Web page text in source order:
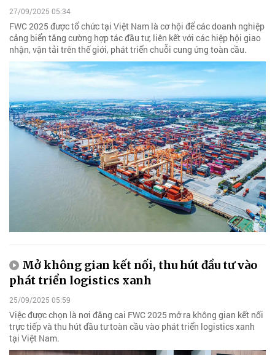
27/09/2025 05:34
FWC 2025 được tổ chức tại Việt Nam là cơ hội để các doanh nghiệp
cảng biển tăng cường hợp tác đầu tư, liên kết với các hiệp hội giao
nhận, vận tải trên thế giới, phát triển chuỗi cung ứng toàn cầu.
Mở không gian kết nối, thu hút đầu tư vào
phát triển logistics xanh
25/09/2025 05:59
Việc được chọn là nơi đăng cai FWC 2025 mở ra không gian kết nối
trực tiếp và thu hút đầu tư toàn cầu vào phát triển logistics xanh
tại Việt Nam.